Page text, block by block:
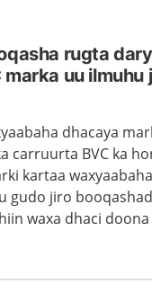
rugta
uu ilmuhu
dhacaya
carruurta BVC ka
kartaa
gudo jiro
waxa dhaci doona